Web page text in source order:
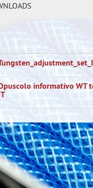
informativo WT